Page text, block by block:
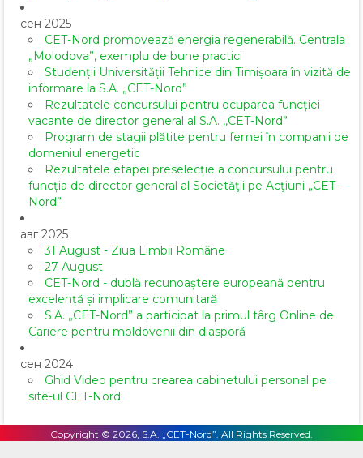
сен 2025
CET-Nord promovează energia regenerabilă. Centrala
„Molodova”, exemplu de bune practici
Studenții Universității Tehnice din Timișoara în vizită de
informare la S.A. „CET-Nord”
Rezultatele concursului pentru ocuparea funcției
vacante de director general al S.A. ,,CET-Nord”
Program de stagii plătite pentru femei în companii de
domeniul energetic
Rezultatele etapei preselecție a concursului pentru
funcția de director general al Societăţii pe Acţiuni „CET-
Nord”
авг 2025
31 August - Ziua Limbii Române
27 August
CET-Nord - dublă recunoaștere europeană pentru
excelență și implicare comunitară
S.A. „CET-Nord” a participat la primul târg Online de
Cariere pentru moldovenii din diasporă
сен 2024
Ghid Video pentru crearea cabinetului personal pe
site-ul CET-Nord
Copyright © 2026, S.A. „CET-Nord”. All Rights Reserved.